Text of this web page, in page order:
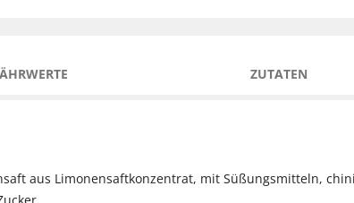
ZUTATEN
aus Limonensaftkonzentrat, mit Süßungsmitteln,